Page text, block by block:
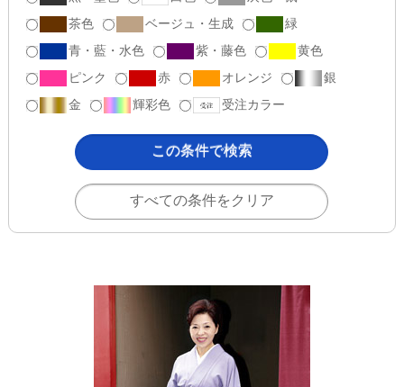
茶色
ベージュ・生成
緑
青・藍・水色
紫・藤色
黄色
ピンク
赤 オレンジ
銀
金
輝彩色 受注カラー